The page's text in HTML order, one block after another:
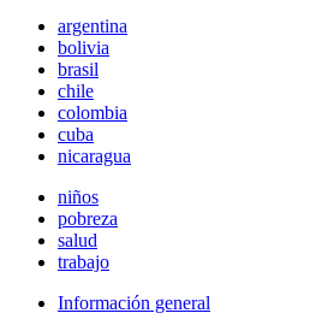
argentina
bolivia
brasil
chile
colombia
cuba
nicaragua
niños
pobreza
salud
trabajo
Información general